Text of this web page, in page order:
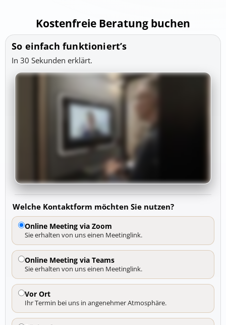
Bewertung auf
ProvenExpert.com
Bewertungen von
3
anderen Quellen
Blick aufs ProvenExpert-Profil werfen
Kostenfreie Beratung buchen
So einfach funktioniert’s
In 30 Sekunden erklärt.
Welche Kontaktform möchten Sie nutzen?
Online Meeting via Zoom
Sie erhalten von uns einen Meetinglink.
Online Meeting via Teams
Sie erhalten von uns einen Meetinglink.
Vor Ort
Ihr Termin bei uns in angenehmer Atmosphäre.